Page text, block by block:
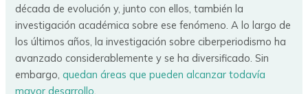
década de evolución y, junto con ellos, también la
investigación académica sobre ese fenómeno. A lo largo de
los últimos años, la investigación sobre ciberperiodismo ha
avanzado considerablemente y se ha diversificado. Sin
embargo,quedan áreas que pueden alcanzar todavía
mayor desarrollo.